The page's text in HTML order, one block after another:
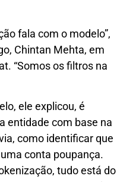
fala com o modelo”,
Chintan Mehta, em
“Somos os filtros na
ele explicou, é
entidade com base na
como identificar que
conta poupança.
tudo está do